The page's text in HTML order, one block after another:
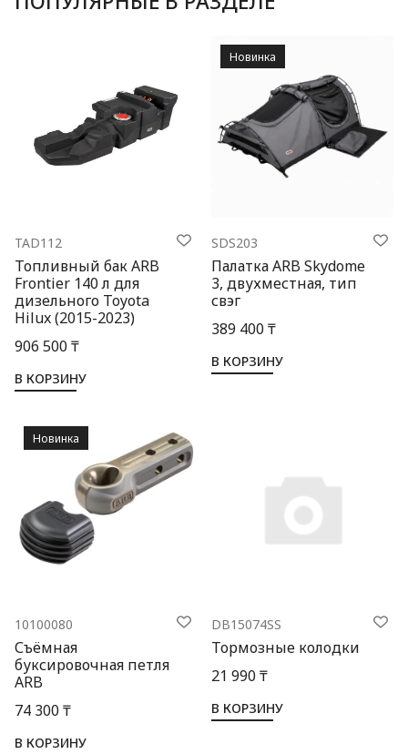
TAD112
Топливный бак ARB
Frontier 140 л для
дизельного Toyota
Hilux (2015-2023)
906 500 ₸
В КОРЗИНУ
SDS203
Палатка ARB Skydome
3, двухместная, тип
свэг
389 400 ₸
В КОРЗИНУ
Новинка
10100080
Съёмная
буксировочная петля
ARB
74 300 ₸
В КОРЗИНУ
Новинка
DB15074SS
Тормозные колодки
21 990 ₸
В КОРЗИНУ